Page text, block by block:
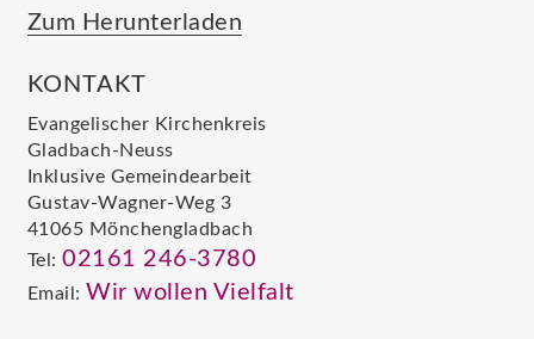
Zum Herunterladen
KONTAKT
Evangelischer Kirchenkreis
Gladbach-Neuss
Inklusive Gemeindearbeit
Gustav-Wagner-Weg 3
41065 Mönchengladbach
Tel: 02161 246-3780
Email: Wir wollen Vielfalt